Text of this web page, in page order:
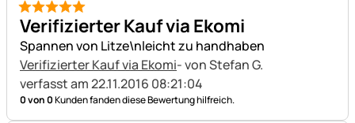
5 von 5
Verifizierter Kauf via Ekomi
Spannen von Litze\nleicht zu handhaben
Verifizierter Kauf via Ekomi- von Stefan G.
verfasst am 22.11.2016 08:21:04
0 von 0Kunden fanden diese Bewertung hilfreich.